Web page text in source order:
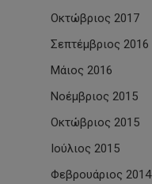
Οκτώβριος 2017
Σεπτέμβριος 2016
Μάιος 2016
Νοέμβριος 2015
Οκτώβριος 2015
Ιούλιος 2015
Φεβρουάριος 2014